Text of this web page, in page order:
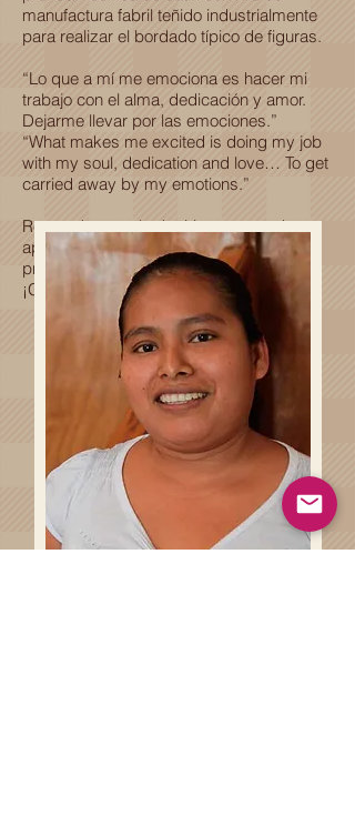
manufactura fabril teñido industrialmente
para realizar el bordado típico de figuras.
“Lo que a mí me emociona es hacer mi
trabajo con el alma, dedicación y amor.
Dejarme llevar por las emociones.”
“What makes me excited is doing my job
with my soul, dedication and love… To get
carried away by my emotions.”
Recuerda que al adquirir esta prenda
apoyas al desarrollo económico y
profesional de una familia Oaxaqueña.
¡Gracias por ser parte de esta historia!